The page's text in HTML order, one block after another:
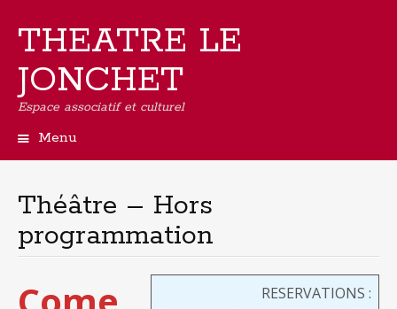
THEATRE LE
JONCHET
Espace associatif et culturel
Menu
contenu
principal
Théâtre – Hors
programmation
RESERVATIONS :